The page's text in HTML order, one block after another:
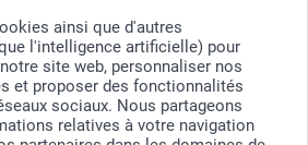
ainsi que d'autres
l'intelligence artificielle) pour
site web, personnaliser nos
et proposer des fonctionnalités
sociaux. Nous partageons
relatives à votre navigation
droits réservés
160, 9230 Wetteren, Belgique